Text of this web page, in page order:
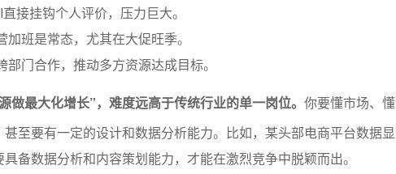
接挂钩个人评价，压力巨大。
班是常态，尤其在大促旺季。
门合作，推动多方资源达成目标。
做最大化增长”，难度远高于传统行业的单一岗位。 你要懂市场、懂
至要有一定的设计和数据分析能力。比如，某头部电商平台数据显
备数据分析和内容策划能力，才能在激烈竞争中脱颖而出。